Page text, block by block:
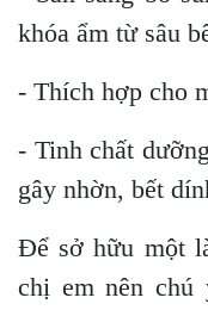
khóa ẩm từ sâu
- Thích hợp cho
- Tinh chất
gây nhờn, bết
Để sở hữu một
chị em nên